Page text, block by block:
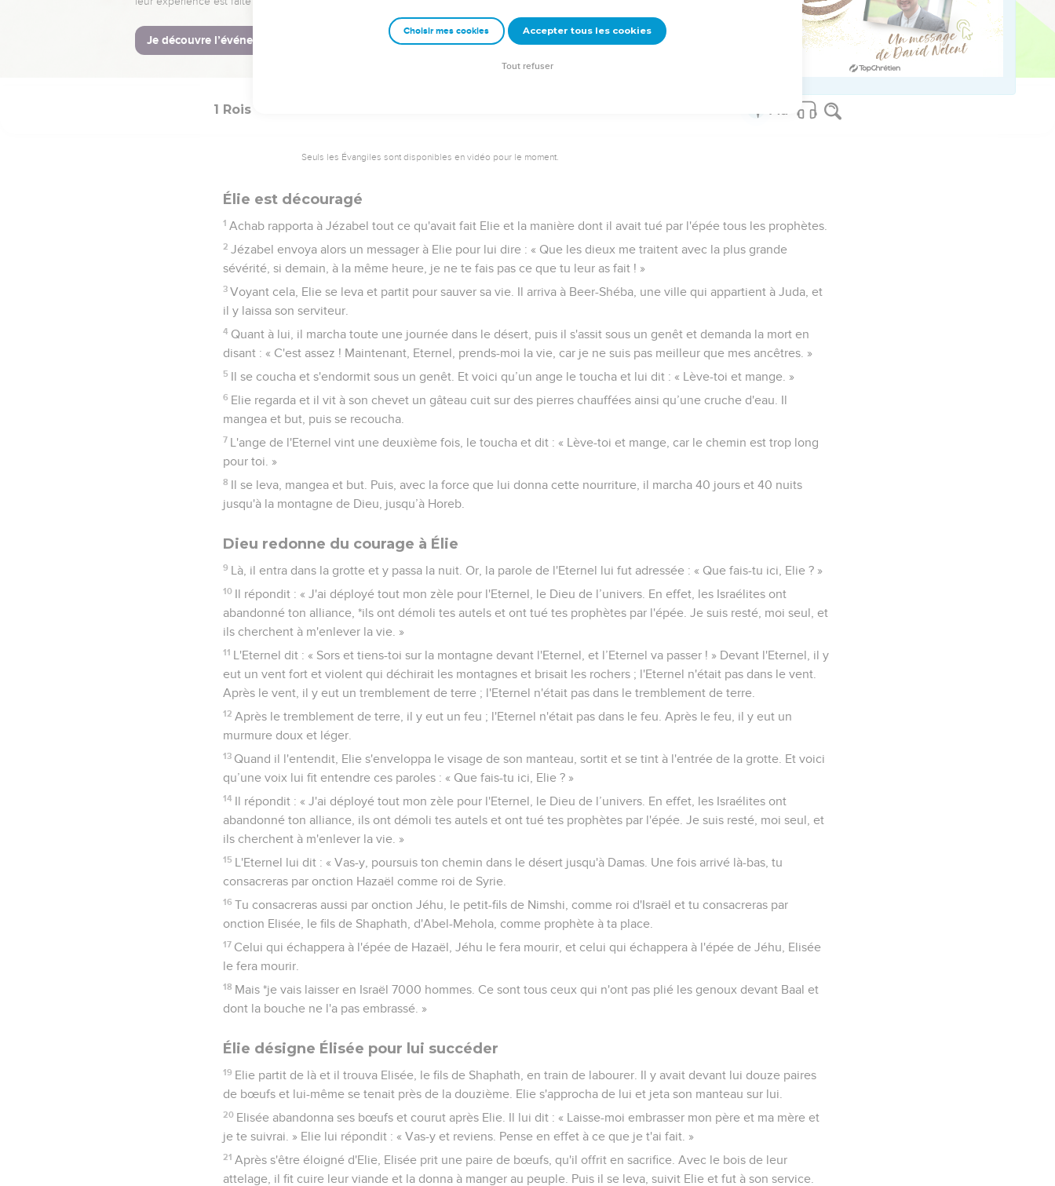
En quelques instants, le ciel devint noir de nuages, le vent souffla et il y eut une forte pluie. Achab monta
sur son char et partit pour Jizreel.
La main de l'Eternel reposa sur Elie qui noua sa ceinture et courut devant Achab jusqu'à l'entrée de Jizreel.
1 Rois
Seuls les Évangiles sont disponibles en vidéo pour le moment.
Élie est découragé
1 Achab rapporta à Jézabel tout ce qu'avait fait Elie et la manière dont il avait tué par l'épée tous les prophètes.
2 Jézabel envoya alors un messager à Elie pour lui dire : « Que les dieux me traitent avec la plus grande
sévérité, si demain, à la même heure, je ne te fais pas ce que tu leur as fait ! »
3 Voyant cela, Elie se leva et partit pour sauver sa vie. Il arriva à Beer-Shéba, une ville qui appartient à Juda, et
il y laissa son serviteur.
4 Quant à lui, il marcha toute une journée dans le désert, puis il s'assit sous un genêt et demanda la mort en
disant : « C'est assez ! Maintenant, Eternel, prends-moi la vie, car je ne suis pas meilleur que mes ancêtres. »
5 Il se coucha et s'endormit sous un genêt. Et voici qu’un ange le toucha et lui dit : « Lève-toi et mange. »
6 Elie regarda et il vit à son chevet un gâteau cuit sur des pierres chauffées ainsi qu’une cruche d'eau. Il
mangea et but, puis se recoucha.
7 L'ange de l'Eternel vint une deuxième fois, le toucha et dit : « Lève-toi et mange, car le chemin est trop long
pour toi. »
8 Il se leva, mangea et but. Puis, avec la force que lui donna cette nourriture, il marcha 40 jours et 40 nuits
jusqu'à la montagne de Dieu, jusqu’à Horeb.
Dieu redonne du courage à Élie
9 Là, il entra dans la grotte et y passa la nuit. Or, la parole de l'Eternel lui fut adressée : « Que fais-tu ici, Elie ? »
10 Il répondit : « J'ai déployé tout mon zèle pour l'Eternel, le Dieu de l’univers. En effet, les Israélites ont
abandonné ton alliance, *ils ont démoli tes autels et ont tué tes prophètes par l'épée. Je suis resté, moi seul, et
ils cherchent à m'enlever la vie. »
11 L'Eternel dit : « Sors et tiens-toi sur la montagne devant l'Eternel, et l’Eternel va passer ! » Devant l'Eternel, il y
eut un vent fort et violent qui déchirait les montagnes et brisait les rochers ; l'Eternel n'était pas dans le vent.
Après le vent, il y eut un tremblement de terre ; l'Eternel n'était pas dans le tremblement de terre.
12 Après le tremblement de terre, il y eut un feu ; l'Eternel n'était pas dans le feu. Après le feu, il y eut un
murmure doux et léger.
13 Quand il l'entendit, Elie s'enveloppa le visage de son manteau, sortit et se tint à l'entrée de la grotte. Et voici
qu’une voix lui fit entendre ces paroles : « Que fais-tu ici, Elie ? »
14 Il répondit : « J'ai déployé tout mon zèle pour l'Eternel, le Dieu de l’univers. En effet, les Israélites ont
abandonné ton alliance, ils ont démoli tes autels et ont tué tes prophètes par l'épée. Je suis resté, moi seul, et
ils cherchent à m'enlever la vie. »
15 L'Eternel lui dit : « Vas-y, poursuis ton chemin dans le désert jusqu'à Damas. Une fois arrivé là-bas, tu
consacreras par onction Hazaël comme roi de Syrie.
16 Tu consacreras aussi par onction Jéhu, le petit-fils de Nimshi, comme roi d'Israël et tu consacreras par
onction Elisée, le fils de Shaphath, d'Abel-Mehola, comme prophète à ta place.
17 Celui qui échappera à l'épée de Hazaël, Jéhu le fera mourir, et celui qui échappera à l'épée de Jéhu, Elisée
le fera mourir.
18 Mais *je vais laisser en Israël 7000 hommes. Ce sont tous ceux qui n'ont pas plié les genoux devant Baal et
dont la bouche ne l'a pas embrassé. »
Élie désigne Élisée pour lui succéder
19 Elie partit de là et il trouva Elisée, le fils de Shaphath, en train de labourer. Il y avait devant lui douze paires
de bœufs et lui-même se tenait près de la douzième. Elie s'approcha de lui et jeta son manteau sur lui.
20 Elisée abandonna ses bœufs et courut après Elie. Il lui dit : « Laisse-moi embrasser mon père et ma mère et
je te suivrai. » Elie lui répondit : « Vas-y et reviens. Pense en effet à ce que je t'ai fait. »
21 Après s'être éloigné d'Elie, Elisée prit une paire de bœufs, qu'il offrit en sacrifice. Avec le bois de leur
attelage, il fit cuire leur viande et la donna à manger au peuple. Puis il se leva, suivit Elie et fut à son service.
Choisir mes cookies Accepter tous les cookies
Tout refuser